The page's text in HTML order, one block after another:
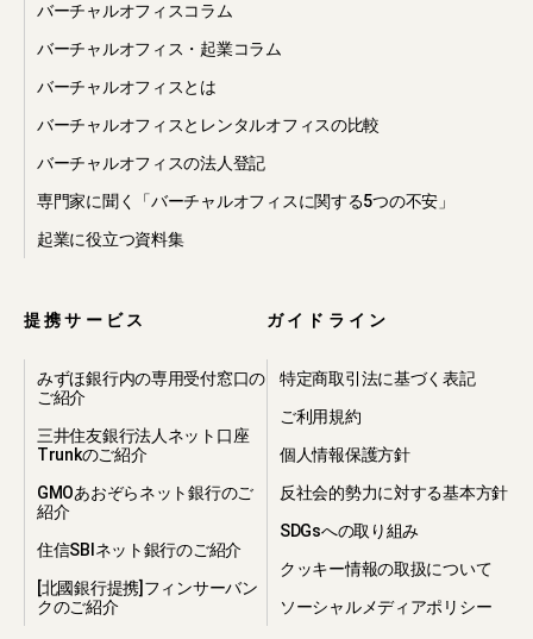
バーチャルオフィスコラム
バーチャルオフィス・起業コラム
バーチャルオフィスとは
バーチャルオフィスとレンタルオフィスの比較
バーチャルオフィスの法人登記
専門家に聞く「バーチャルオフィスに関する5つの不安」
起業に役立つ資料集
提携サービス
みずほ銀行内の専用受付窓口の
ご紹介
三井住友銀行法人ネット口座
Trunkのご紹介
GMOあおぞらネット銀行のご
紹介
住信SBIネット銀行のご紹介
[北國銀行提携]フィンサーバン
クのご紹介
ガイドライン
特定商取引法に基づく表記
ご利用規約
個人情報保護方針
反社会的勢力に対する基本方針
SDGsへの取り組み
クッキー情報の取扱について
ソーシャルメディアポリシー